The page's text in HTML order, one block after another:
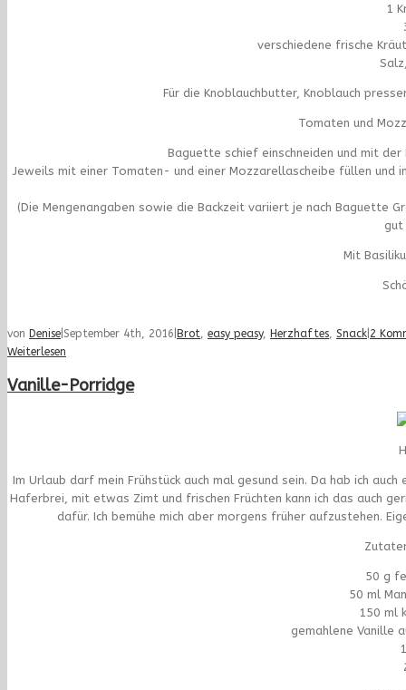
1
verschiedene frische
Für die Knoblauchbutter, Knoblauch
Tomaten und
Baguette schief einschneiden und mit
Jeweils mit einer Tomaten- und einer Mozzarellascheibe füllen und
(Die Mengenangaben sowie die Backzeit variiert je nach Baguette
gut
Mit
von Denise September 4th, 2016 Brot easy peasy, Herzhaftes Snack 2
Weiterlesen
Vanille-Porridge
Im Urlaub darf mein Frühstück auch mal gesund sein. Da hab ich
Haferbrei, mit etwas Zimt und frischen Früchten kann ich das auch
dafür. Ich bemühe mich aber morgens früher aufzustehen.
50 g
50 ml
150 ml
gemahlene Vanille